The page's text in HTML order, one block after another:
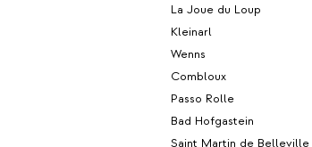
La Joue du Loup
Kleinarl
Wenns
Combloux
Passo Rolle
Bad Hofgastein
Saint Martin de Belleville